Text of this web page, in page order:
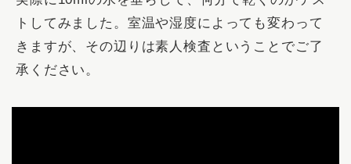
トしてみました。室温や湿度によっても変わって
きますが、その辺りは素人検査ということでご了
承ください。